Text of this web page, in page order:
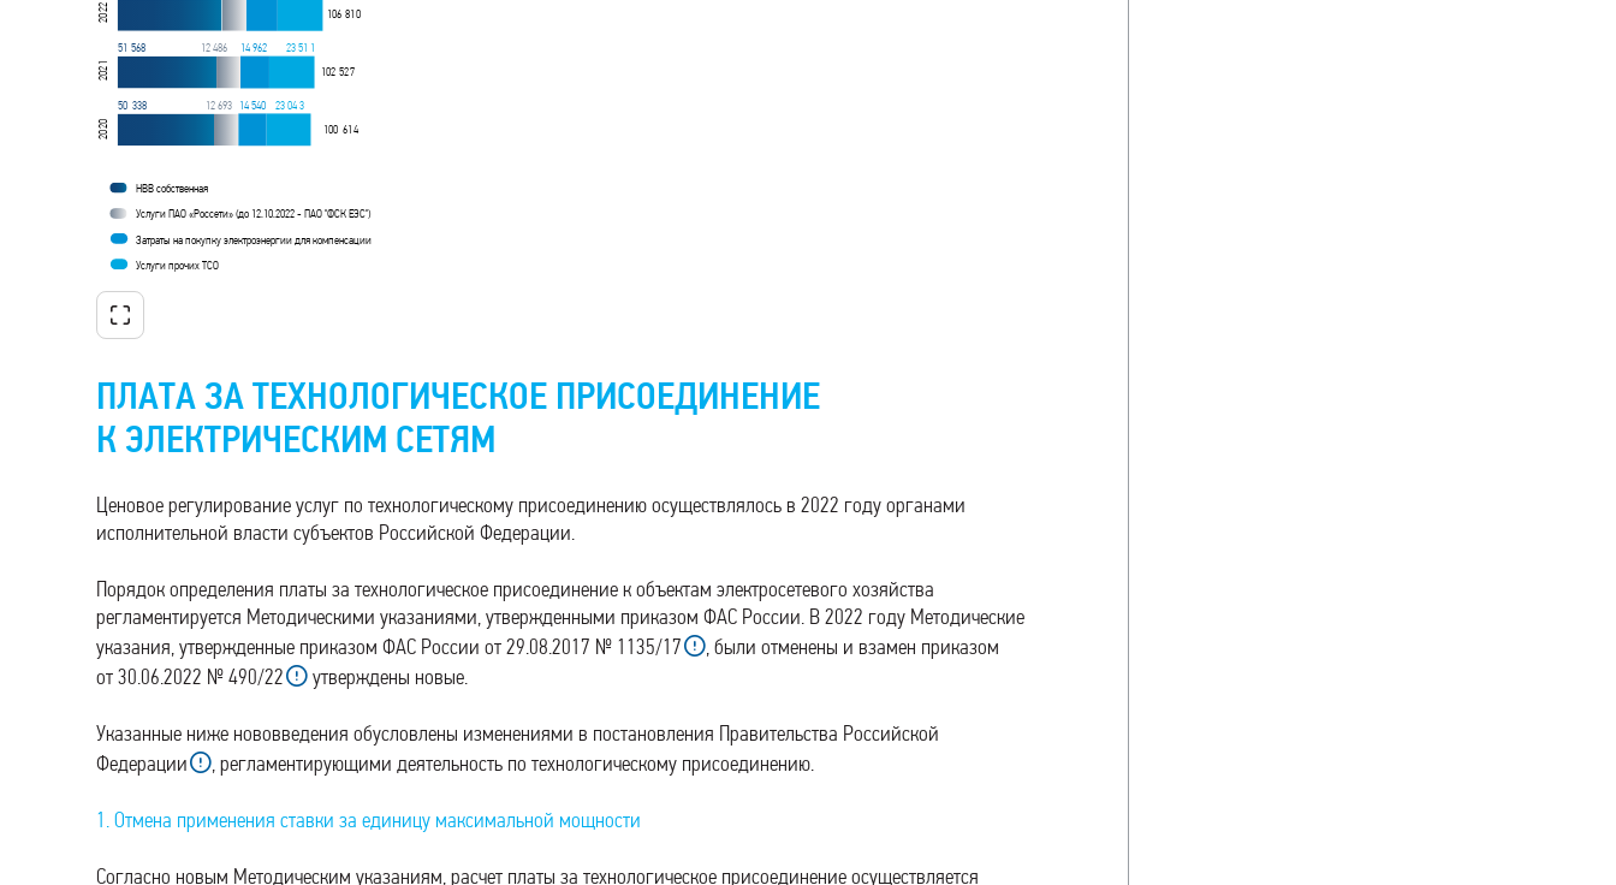
20
2
2
20
2
1
20
2
0
50 338 12 693 14 540 23 043
100 61 4
51 568 12 486 14 962 23 51 1
102 527
106 81 0
НВВ собственная
Услуги ПАО «Россети» (до 12.10.2022 - ПАО "ФСК ЕЭС")
Затраты на покупку электроэнергии для компенсации
Услуги прочих ТСО
ПЛАТА ЗА ТЕХНОЛОГИЧЕСКОЕ ПРИСОЕДИНЕНИЕ
К ЭЛЕКТРИЧЕСКИМ СЕТЯМ
Ценовое регулирование услуг по технологическому присоединению осуществлялось в 2022 году органами
исполнительной власти субъектов Российской Федерации.
Порядок определения платы за технологическое присоединение к объектам электросетевого хозяйства
регламентируется Методическими указаниями, утвержденными приказом ФАС России. В 2022 году Методические
указания, утвержденные приказом ФАС России от 29.08.2017 № 1135/17
, были отменены и взамен приказом
от 30.06.2022 № 490/22
утверждены новые.
Указанные ниже нововведения обусловлены изменениями в постановления Правительства Российской
Федерации
, регламентирующими деятельность по технологическому присоединению.
1. Отмена применения ставки за единицу максимальной мощности
Согласно новым Методическим указаниям, расчет платы за технологическое присоединение осуществляется